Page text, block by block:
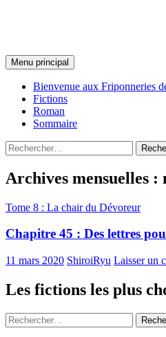
Recherche
Menu principal
Aller
au
contenu
Bienvenue aux Friponneries
Fictions
Roman
Sommaire
Rechercher :
Archives mensuelles :
Tome 8 : La chair du Dévoreur
Chapitre 45 : Des lettres
11 mars 2020 ShiroiRyu Laisser un
Les fictions les plus
Rechercher :